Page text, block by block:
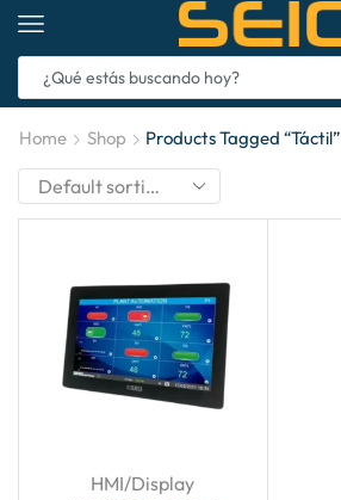
Home Shop Products Tagged “táctil”
HMI/Display